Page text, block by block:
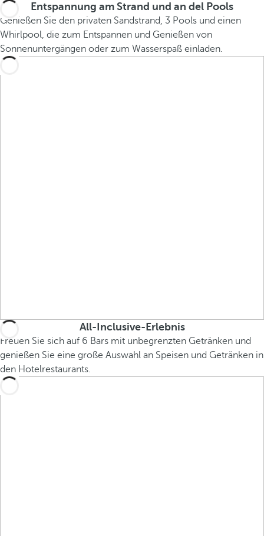
Entspannung am Strand und an del Pools
Genießen Sie den privaten Sandstrand, 3 Pools und einen
Whirlpool, die zum Entspannen und Genießen von
Sonnenuntergängen oder zum Wasserspaß einladen.
All-Inclusive-Erlebnis
Freuen Sie sich auf 6 Bars mit unbegrenzten Getränken und
genießen Sie eine große Auswahl an Speisen und Getränken in
den Hotelrestaurants.